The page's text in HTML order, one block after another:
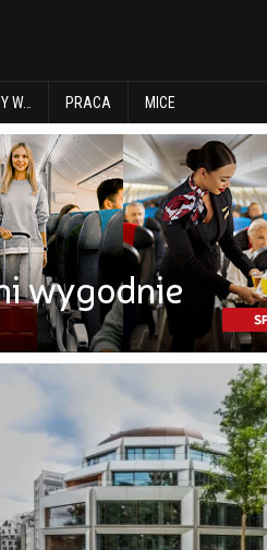
W… PRACA MICE